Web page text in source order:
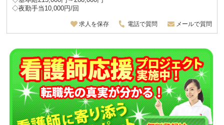
◇夜勤手当10,000円/回
求人を保存 電話で質問 メールで質問